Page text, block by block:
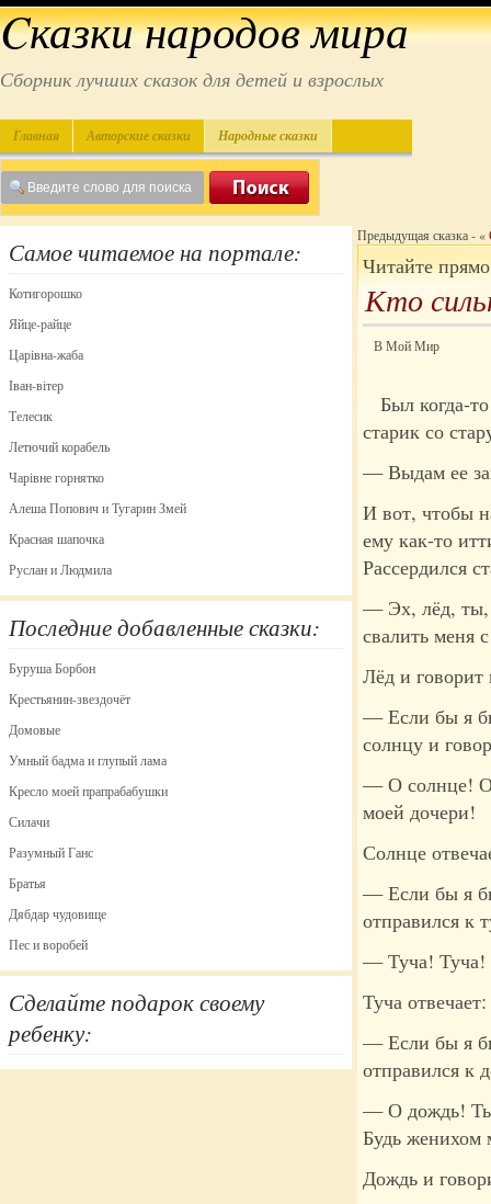
Cказки народов мира
Сборник лучших сказок для детей и взрослых
Главная Авторские сказки Народные сказки
Самое читаемое на портале:
Котигорошко
Яйце-райце
Царівна-жаба
Іван-вітер
Телесик
Летючий корабель
Чарівне горнятко
Алеша Попович и Тугарин Змей
Красная шапочка
Руслан и Людмила
Последние добавленные сказки:
Буруша Борбон
Крестьянин-звездочёт
Домовые
Умный бадма и глупый лама
Кресло моей прапрабабушки
Силачи
Разумный Ганс
Братья
Дябдар чудовище
Пес и воробей
Сделайте подарок своему
ребенку:
Предыдущая сказка - «
Читайте
Кто
В Мой Мир
Был когда-
старик со
— Выдам ее
И вот, чтобы
ему как-то
Рассердился
— Эх, лёд, ты,
свалить меня
Лёд и говорит
— Если бы я
солнцу и
— О солнце!
моей дочери!
Солнце
— Если бы я
отправился к
— Туча! Туча!
Туча отвечает:
— Если бы я
отправился к
— О дождь! Ты,
Будь женихом
Дождь и